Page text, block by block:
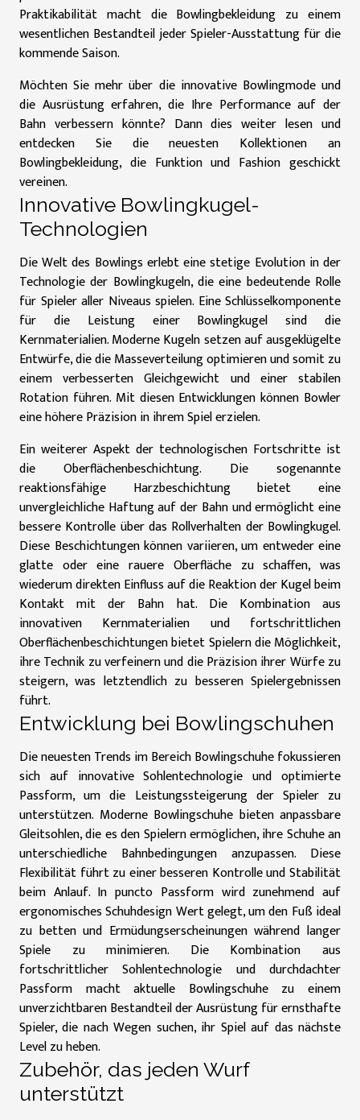
Praktikabilität macht die Bowlingbekleidung zu einem
wesentlichen Bestandteil jeder Spieler-Ausstattung für die
kommende Saison.
Möchten Sie mehr über die innovative Bowlingmode und
die Ausrüstung erfahren, die Ihre Performance auf der
Bahn verbessern könnte? Danndies weiter lesen und
entdecken Sie die neuesten Kollektionen an
Bowlingbekleidung, die Funktion und Fashion geschickt
vereinen.
Innovative Bowlingkugel-
Technologien
Die Welt des Bowlings erlebt eine stetige Evolution in der
Technologie der Bowlingkugeln, die eine bedeutende Rolle
für Spieler aller Niveaus spielen. Eine Schlüsselkomponente
für die Leistung einer Bowlingkugel sind die
Kernmaterialien. Moderne Kugeln setzen auf ausgeklügelte
Entwürfe, die die Masseverteilung optimieren und somit zu
einem verbesserten Gleichgewicht und einer stabilen
Rotation führen. Mit diesen Entwicklungen können Bowler
eine höhere Präzision in ihrem Spiel erzielen.
Ein weiterer Aspekt der technologischen Fortschritte ist
die Oberflächenbeschichtung. Die sogenannte
reaktionsfähige Harzbeschichtung bietet eine
unvergleichliche Haftung auf der Bahn und ermöglicht eine
bessere Kontrolle über das Rollverhalten der Bowlingkugel.
Diese Beschichtungen können variieren, um entweder eine
glatte oder eine rauere Oberfläche zu schaffen, was
wiederum direkten Einfluss auf die Reaktion der Kugel beim
Kontakt mit der Bahn hat. Die Kombination aus
innovativen Kernmaterialien und fortschrittlichen
Oberflächenbeschichtungen bietet Spielern die Möglichkeit,
ihre Technik zu verfeinern und die Präzision ihrer Würfe zu
steigern, was letztendlich zu besseren Spielergebnissen
führt.
Entwicklung bei Bowlingschuhen
Die neuesten Trends im Bereich Bowlingschuhe fokussieren
sich auf innovative Sohlentechnologie und optimierte
Passform, um die Leistungssteigerung der Spieler zu
unterstützen. Moderne Bowlingschuhe bieten anpassbare
Gleitsohlen, die es den Spielern ermöglichen, ihre Schuhe an
unterschiedliche Bahnbedingungen anzupassen. Diese
Flexibilität führt zu einer besseren Kontrolle und Stabilität
beim Anlauf. In puncto Passform wird zunehmend auf
ergonomisches Schuhdesign Wert gelegt, um den Fuß ideal
zu betten und Ermüdungserscheinungen während langer
Spiele zu minimieren. Die Kombination aus
fortschrittlicher Sohlentechnologie und durchdachter
Passform macht aktuelle Bowlingschuhe zu einem
unverzichtbaren Bestandteil der Ausrüstung für ernsthafte
Spieler, die nach Wegen suchen, ihr Spiel auf das nächste
Level zu heben.
Zubehör, das jeden Wurf
unterstützt